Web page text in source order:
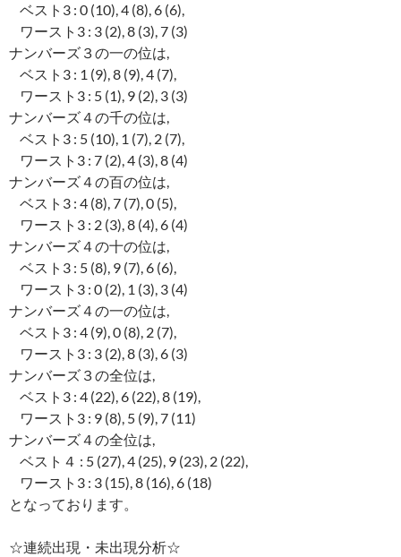
ベスト3 : 0 (10), 4 (8), 6 (6),
ワースト3 : 3 (2), 8 (3), 7 (3)
ナンバーズ３の一の位は,
ベスト3 : 1 (9), 8 (9), 4 (7),
ワースト3 : 5 (1), 9 (2), 3 (3)
ナンバーズ４の千の位は,
ベスト3 : 5 (10), 1 (7), 2 (7),
ワースト3 : 7 (2), 4 (3), 8 (4)
ナンバーズ４の百の位は,
ベスト3 : 4 (8), 7 (7), 0 (5),
ワースト3 : 2 (3), 8 (4), 6 (4)
ナンバーズ４の十の位は,
ベスト3 : 5 (8), 9 (7), 6 (6),
ワースト3 : 0 (2), 1 (3), 3 (4)
ナンバーズ４の一の位は,
ベスト3 : 4 (9), 0 (8), 2 (7),
ワースト3 : 3 (2), 8 (3), 6 (3)
ナンバーズ３の全位は,
ベスト3 : 4 (22), 6 (22), 8 (19),
ワースト3 : 9 (8), 5 (9), 7 (11)
ナンバーズ４の全位は,
ベスト４ : 5 (27), 4 (25), 9 (23), 2 (22),
ワースト3 : 3 (15), 8 (16), 6 (18)
となっております。
☆連続出現・未出現分析☆